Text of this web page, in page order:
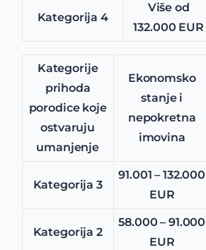
Kategorija 4
Više od
132.000 EUR
Kategorije
prihoda
porodice koje
ostvaruju
umanjenje
Ekonomsko
stanje i
nepokretna
imovina
Kategorija 3
91.001 – 132.000
EUR
Kategorija 2
58.000 – 91.000
EUR